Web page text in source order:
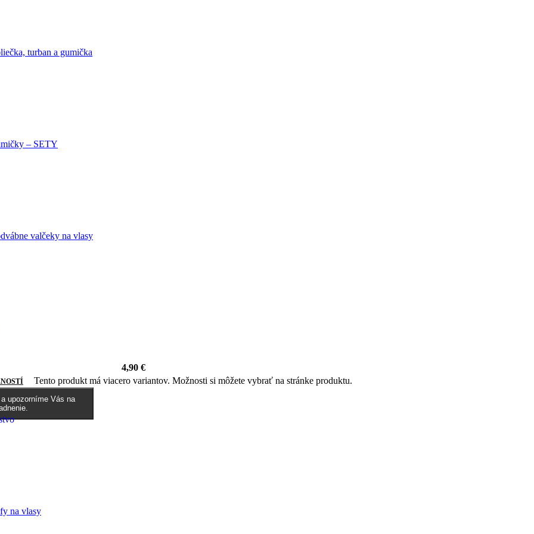
turban a gumička
– SETY
valčeky na vlasy
na vlasy
4,90 €
Tento produkt má viacero variantov. Možnosti si môžete vybrať na stránke produktu.
upozorníme Vás na